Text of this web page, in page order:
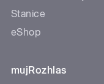
Stanice
eShop
mujRozhlas